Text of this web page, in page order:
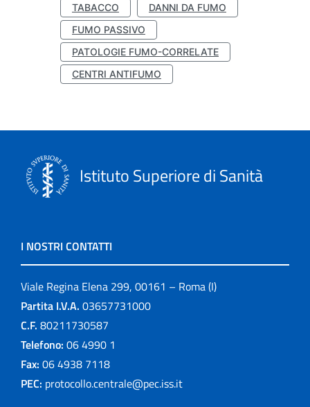
TABACCO
DANNI DA FUMO
FUMO PASSIVO
PATOLOGIE FUMO-CORRELATE
CENTRI ANTIFUMO
Istituto Superiore di Sanità
I NOSTRI CONTATTI
Viale Regina Elena 299, 00161 – Roma (I)
Partita I.V.A. 03657731000
C.F. 80211730587
Telefono: 06 4990 1
Fax: 06 4938 7118
PEC: protocollo.centrale@pec.iss.it